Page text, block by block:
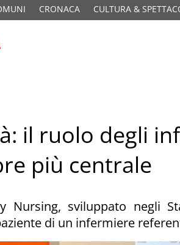
CRONACA CULTURA &
il ruolo degli
più centrale
Nursing, sviluppato negli
di un infermiere